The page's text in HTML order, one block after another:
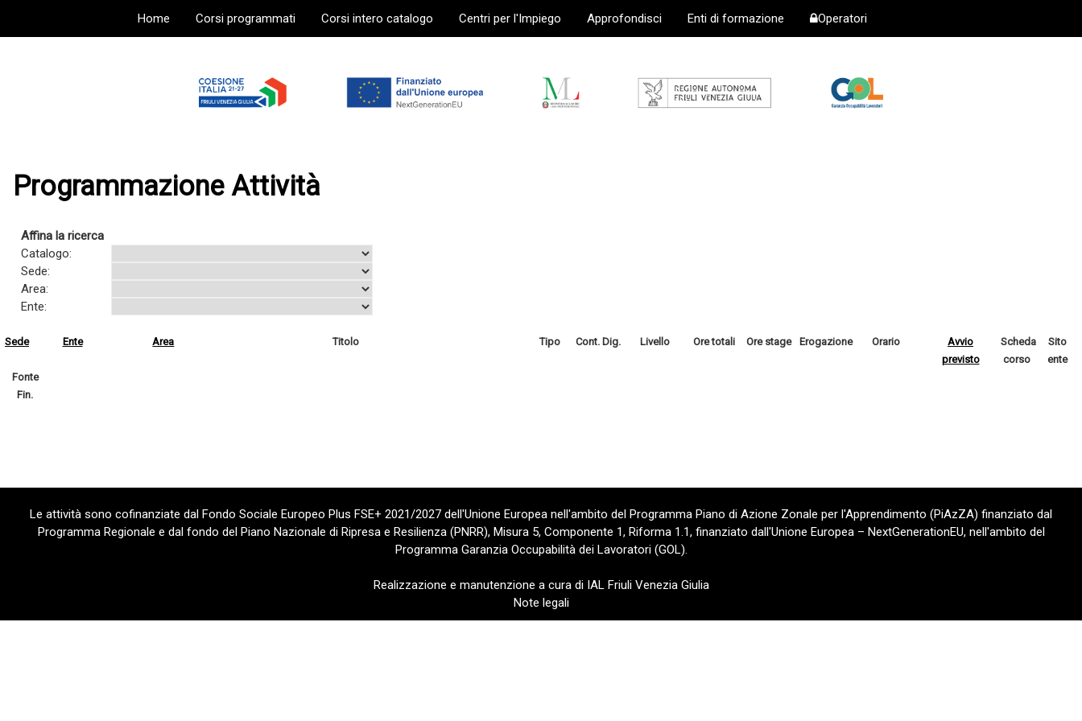
Home Corsi programmati Corsi intero catalogo Centri per l'Impiego Approfondisci Enti di formazione Operatori
Programmazione Attività
Affina la ricerca
Catalogo:
Sede:
Area:
Ente:
Sede Ente Area Titolo Tipo Cont. Dig. Livello Ore totali Ore stage Erogazione Orario
Avvio
previsto
Scheda
corso
Sito
ente
Fonte
Fin.
Le attività sono cofinanziate dal Fondo Sociale Europeo Plus FSE+ 2021/2027 dell'Unione Europea nell'ambito del Programma Piano di Azione Zonale per l'Apprendimento (PiAzZA) finanziato dal
Programma Regionale e dal fondo del Piano Nazionale di Ripresa e Resilienza (PNRR), Misura 5, Componente 1, Riforma 1.1, finanziato dall'Unione Europea – NextGenerationEU, nell'ambito del
Programma Garanzia Occupabilità dei Lavoratori (GOL).
Realizzazione e manutenzione a cura di IAL Friuli Venezia Giulia
Note legali